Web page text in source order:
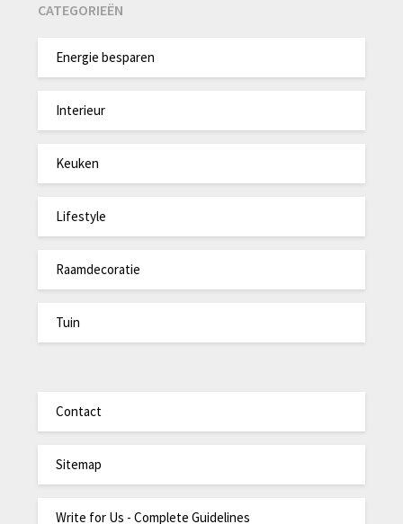
CATEGORIEËN
Energie besparen
Interieur
Keuken
Lifestyle
Raamdecoratie
Tuin
Contact
Sitemap
Write for Us - Complete Guidelines